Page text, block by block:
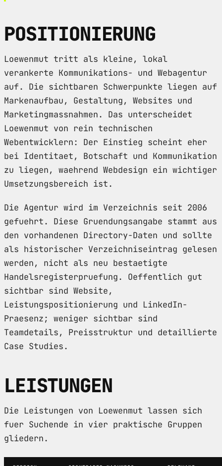
POSITIONIERUNG
Loewenmut tritt als kleine, lokal
verankerte Kommunikations- und Webagentur
auf. Die sichtbaren Schwerpunkte liegen auf
Markenaufbau, Gestaltung, Websites und
Marketingmassnahmen. Das unterscheidet
Loewenmut von rein technischen
Webentwicklern: Der Einstieg scheint eher
bei Identitaet, Botschaft und Kommunikation
zu liegen, waehrend Webdesign ein wichtiger
Umsetzungsbereich ist.
Die Agentur wird im Verzeichnis seit 2006
gefuehrt. Diese Gruendungsangabe stammt aus
den vorhandenen Directory-Daten und sollte
als historischer Verzeichniseintrag gelesen
werden, nicht als neu bestaetigte
Handelsregisterpruefung. Oeffentlich gut
sichtbar sind Website,
Leistungspositionierung und LinkedIn-
Praesenz; weniger sichtbar sind
Teamdetails, Preisstruktur und detaillierte
Case Studies.
LEISTUNGEN
Die Leistungen von Loewenmut lassen sich
fuer Suchende in vier praktische Gruppen
gliedern.